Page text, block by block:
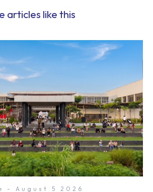
articles like this
- August 5 2026